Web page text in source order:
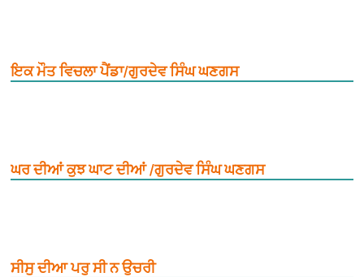
ਇਕ ਮੌਤ ਵਿਚਲਾ ਪੈਂਡਾ/ਗੁਰਦੇਵ ਸਿੰਘ ਘਣਗਸ
ਘਰ ਦੀਆਂ ਕੁਝ ਘਾਟ ਦੀਆਂ /ਗੁਰਦੇਵ ਸਿੰਘ ਘਣਗਸ
ਸੀਸੁ ਦੀਆ ਪਰੁ ਸੀ ਨ ਉਚਰੀ